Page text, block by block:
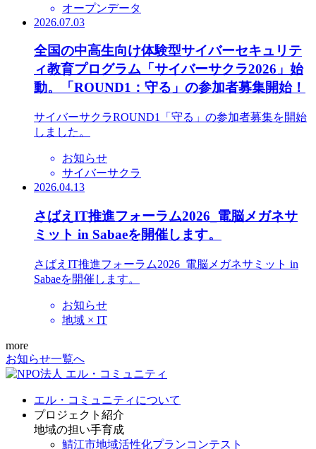
オープンデータ
2026.07.03
全国の中高生向け体験型サイバーセキュリテ
ィ教育プログラム「サイバーサクラ2026」始
動。「ROUND1：守る」の参加者募集開始！
サイバーサクラROUND1「守る」の参加者募集を開始
しました。
お知らせ
サイバーサクラ
2026.04.13
さばえIT推進フォーラム2026_電脳メガネサ
ミット in Sabaeを開催します。
さばえIT推進フォーラム2026_電脳メガネサミット in
Sabaeを開催します。
お知らせ
地域 × IT
more
お知らせ一覧へ
エル・コミュニティについて
プロジェクト紹介
地域の担い手育成
鯖江市地域活性化プランコンテスト